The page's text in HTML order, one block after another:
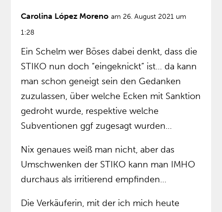
Carolina López Moreno am 26. August 2021 um
1:28
Ein Schelm wer Böses dabei denkt, dass die
STIKO nun doch “eingeknickt” ist… da kann
man schon geneigt sein den Gedanken
zuzulassen, über welche Ecken mit Sanktion
gedroht wurde, respektive welche
Subventionen ggf zugesagt wurden…
Nix genaues weiß man nicht, aber das
Umschwenken der STIKO kann man IMHO
durchaus als irritierend empfinden…
Die Verkäuferin, mit der ich mich heute